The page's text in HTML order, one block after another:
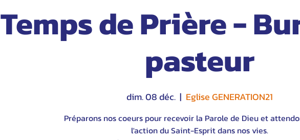
Temps de Prière -
pasteur
dim. 08 déc.
  |
Eglise GENERATION21
Préparons nos coeurs pour recevoir la Parole de Dieu et
l'action du Saint-Esprit dans nos vies.